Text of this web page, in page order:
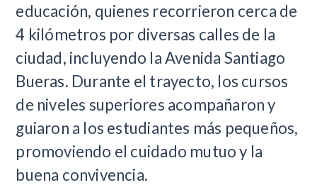
educación, quienes recorrieron cerca de
4 kilómetros por diversas calles de la
ciudad, incluyendo la Avenida Santiago
Bueras. Durante el trayecto, los cursos
de niveles superiores acompañaron y
guiaron a los estudiantes más pequeños,
promoviendo el cuidado mutuo y la
buena convivencia.